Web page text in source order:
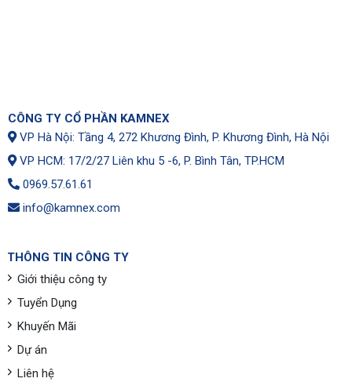
CÔNG TY CỔ PHẦN KAMNEX
VP Hà Nội: Tầng 4, 272 Khương Đình, P. Khương Đình, Hà Nội
VP HCM: 17/2/27 Liên khu 5 -6, P. Bình Tân, TP.HCM
0969.57.61.61
info@kamnex.com
THÔNG TIN CÔNG TY
Giới thiệu công ty
Tuyển Dụng
Khuyến Mãi
Dự án
Liên hệ